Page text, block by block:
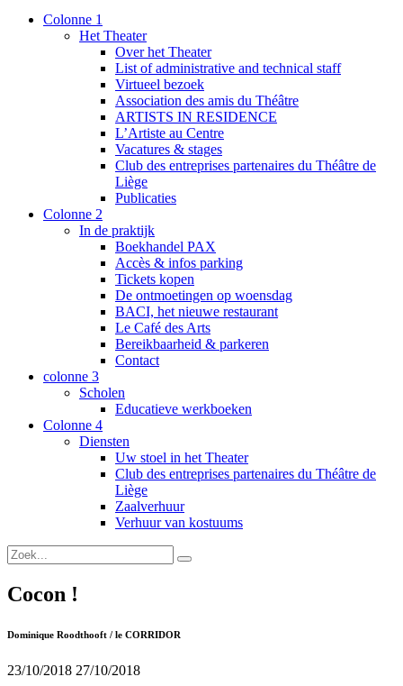
Colonne 1
Het Theater
Over het Theater
List of administrative and technical staff
Virtueel bezoek
Association des amis du Théâtre
ARTISTS IN RESIDENCE
L’Artiste au Centre
Vacatures & stages
Club des entreprises partenaires du Théâtre de
Liège
Publicaties
Colonne 2
In de praktijk
Boekhandel PAX
Accès & infos parking
Tickets kopen
De ontmoetingen op woensdag
BACI, het nieuwe restaurant
Le Café des Arts
Bereikbaarheid & parkeren
Contact
colonne 3
Scholen
Educatieve werkboeken
Colonne 4
Diensten
Uw stoel in het Theater
Club des entreprises partenaires du Théâtre de
Liège
Zaalverhuur
Verhuur van kostuums
Cocon !
Dominique Roodthooft / le CORRIDOR
23/10/2018 27/10/2018